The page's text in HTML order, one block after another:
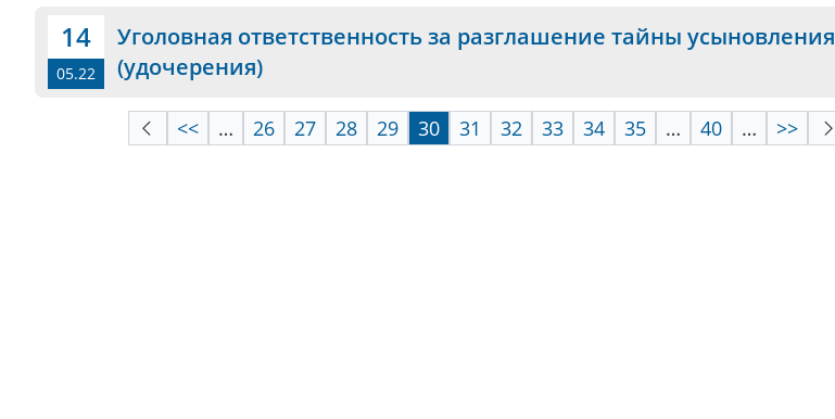
14
05.22
Уголовная ответственность за разглашение тайны усыновления
(удочерения)
<< … 26 27 28 29 30 31 32 33 34 35 … 40 … >>